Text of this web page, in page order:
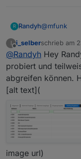
R Randyh@mfunk
Nein - leider
doch nicht
Ich könnte
sie
Das ist mir
Interessant
Adapter
darauf
I
Offline
i_selberschrieb am
zuletzt
@Randyh Hey
probiert und
abgreifen können.
[alt text](
image url)